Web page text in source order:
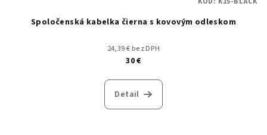
Spoločenská kabelka čierna s kovovým odleskom
24,39 € bez DPH
30 €
Detail